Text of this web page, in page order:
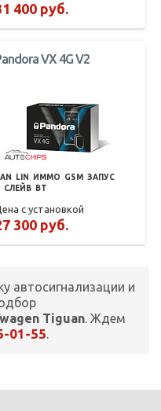
400 руб.
VX 4G V2
LIN ИММО GSM ЗАПУС
СЛЕЙВ BT
с установкой
300 руб.
автосигнализации и
Tiguan. Ждем
01-55.